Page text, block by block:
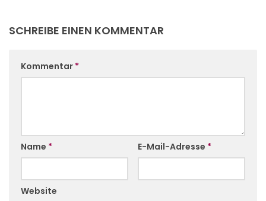
SCHREIBE EINEN KOMMENTAR
Kommentar *
Name * E-Mail-Adresse *
Website